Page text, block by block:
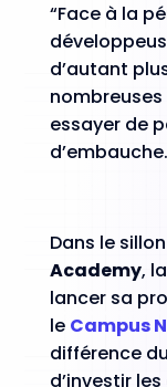
“Face à la
d’autant
essayer de
Dans le
Academy, la
lancer sa
le Campus
différence
d’investir